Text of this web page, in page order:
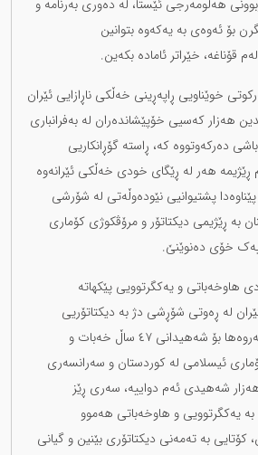
هەلومەرجی ئێستا، لە دەوری بەرنامە و
بۆ ئەوەی بە یەکەوە بتوانین
قۆناغە، خێراتر ئامادە بکەین.
خوێناویی ڕاپەڕینی خەڵکی ناڕازایی ئێران
هەزار کەسیی خۆپێشاندەران لە بەفرانباری
دەرکەوتووە کە، ڕاستە گۆڕانکاریی
ڕێژیمە هەر لە ڕێگای خودی خەڵکی ئێرانەوە
پشتیوانیی نێودەوڵەتی لە شۆرشی
بە ڕێژیمی دیکتاتۆر و مرۆڤکوژی کۆماری
خۆی دەنوێنێ.
هاوخەباتی و یەکگرتوویی پێکهاتە
لە ڕەوتی شۆڕشی دژ بە دیکتاتۆریی
پەهلەویدا دەکەینەوە؛ هەروەها بۆ شەهیدانی ٤٧ ساڵ خەبات و
ئیسلامی لە کوردستان و سەرانسەری
هەزار شەهیدی ئەم دواییە، سەری ڕێز
بە یەکگرتوویی و هاوخەباتی هەموو
کۆتایی بە تەمەنی دیکتاتۆری بێنین و گیانی